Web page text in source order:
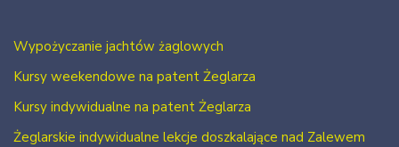
Wypożyczanie jachtów żaglowych
Kursy weekendowe na patent Żeglarza
Kursy indywidualne na patent Żeglarza
Żeglarskie indywidualne lekcje doszkalające nad Zalewem